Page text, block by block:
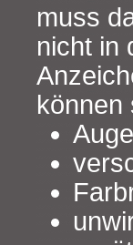
muss
nicht in
können